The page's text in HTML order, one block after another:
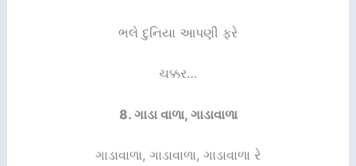
ભલે દુનિયા આપણી ફરે
ચક્કર…
8. ગાડા વાળા, ગાડાવાળા
ગાડાવાળા, ગાડાવાળા, ગાડાવાળા રે